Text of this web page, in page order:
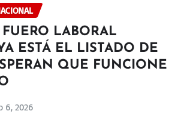
LABORAL
ESTÁ EL LISTADO DE
QUE FUNCIONE
6, 2026